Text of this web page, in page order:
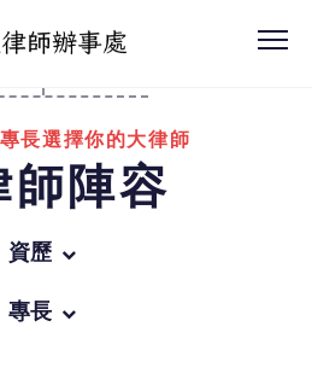
長選擇你的大律師
師陣容
資歷
所有
專長